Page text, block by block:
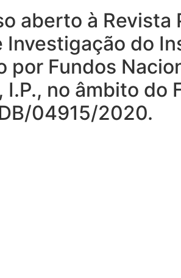
aberto à
do
Fundos
no âmbito do
04915/2020.